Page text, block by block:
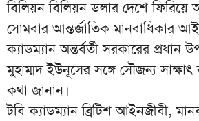
বিলিয়ন বিলিয়ন ডলার দেশে ফিরিয়ে
সোমবার আন্তর্জাতিক মানবাধিকার
ক্যাডম্যান অন্তর্বর্তী সরকারের প্রধান
মুহাম্মদ ইউনূসের সঙ্গে সৌজন্য
কথা জানান।
টবি ক্যাডম্যান ব্রিটিশ আইনজীবী,